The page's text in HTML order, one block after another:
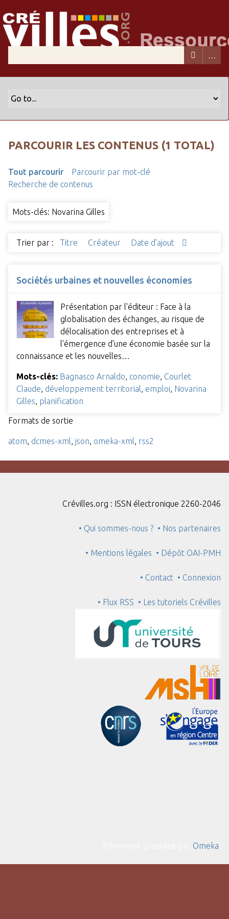
PARCOURIR LES CONTENUS (1 TOTAL)
Tout parcourir
Parcourir par mot-clé
Recherche de contenus
Mots-clés: Novarina Gilles
Trier par : Titre Créateur Date d'ajout
Sociétés urbaines et nouvelles économies
Présentation par l'éditeur : Face à la
globalisation des échanges, au risque de
délocalisation des entreprises et à
l'émergence d'une économie basée sur la
connaissance et les nouvelles…
Mots-clés: Bagnasco Arnaldo conomie Courlet
Claude développement territorial emploi Novarina
Gilles planification
Formats de sortie
atom dcmes-xml json omeka-xml rss2
Crévilles.org : ISSN électronique 2260-2046
• Qui sommes-nous ? • Nos partenaires
• Mentions légales • Dépôt OAI-PMH
• Contact • Connexion
• Flux RSS • Les tutoriels Crévilles
Omeka